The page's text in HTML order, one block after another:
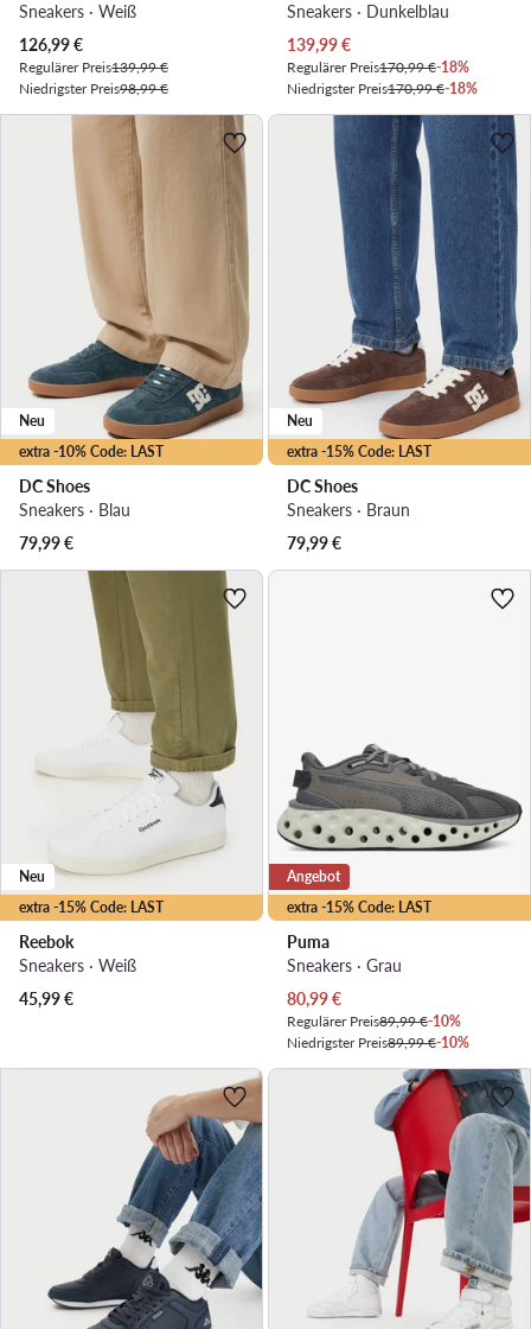
Sneakers · Weiß
Aktueller Preis
126,99€
Regulärer Preis139,99 €
Niedrigster Preis98,99 €
Sneakers · Dunkelblau
Aktueller Preis
139,99€
Regulärer Preis170,99 €-18%
Niedrigster Preis170,99 €-18%
extra -10% Code: LAST
Neu
DC Shoes
Sneakers · Blau
79,99€
extra -15% Code: LAST
Neu
DC Shoes
Sneakers · Braun
79,99€
extra -15% Code: LAST
Neu
Reebok
Sneakers · Weiß
45,99€
extra -15% Code: LAST
Angebot
Puma
Sneakers · Grau
Aktueller Preis
80,99€
Regulärer Preis89,99 €-10%
Niedrigster Preis89,99 €-10%